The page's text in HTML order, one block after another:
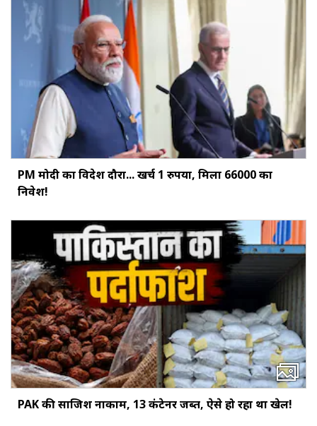
PM मोदी का विदेश दौरा... खर्च 1 रुपया, मिला ₹66000 का
निवेश!
PAK की साजिश नाकाम, 13 कंटेनर जब्त, ऐसे हो रहा था खेल!